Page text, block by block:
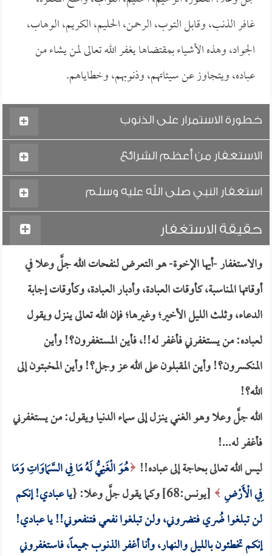
غافر الذنب، وقابل التوب، الرحمن، الحليم، الكريم، الوهاب،
الجواد، وهذه الأشياء بمقتضاها يغفر الله تعالى لمن يشاء من
عباده، ويتجاوز عن سيئاتهم، وذنوبهم، وخطاياهم.
خطورة الاستمرار على الذنوب
الاستغفار من أعظم الشرائع
استغفار النبي صلى الله عليه وسلم
حقيقة الاستغفار
والاستغفار -أيها الإخوة- هو التعرض لنفحات الله جلَّ وعلا في
أوقاتها المناسبة، كأوقات العبادة، وأدبار العبادة، وكأوقات إجابة
الدعاء، وثلث الليل الأخير؛ وغيرها؛ فإن الله تعالى ينـزل ويقول
لعباده: من يستغفرني فأغفر له!!، فأين المستغفرون؟! وأين
المنكسرون؟! وأين المقبلون على الله عز وجل؟! وأين المخبتون إلى
الله؟!
الله جلَّ وعلا وهو الغني ينـزل إلى سماء الدنيا ويقول: من يستغفرني
فأغفر له...!
ليس الله تعالى بحاجة إلى عباده!! هُوَ الْغَنِيُّ لَهُ مَا فِي السَّمَاوَاتِ وَمَا
فِي الْأَرْضِ [يونس:68] وكما يقول جلَّ وعلا: {
يا عبادي! إنكم
لن تبلغوا ضُري فتضروني، ولن تبلغوا نفعي فتنفعوني!! يا عبادي!
إنكم تخطئون بالليل والنهار، وأنا أغفر الذنوب جميعاً، فاستغفروني